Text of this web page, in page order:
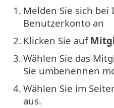
1. Melden Sie sich bei
Benutzerkonto an
2. Klicken Sie auf
3. Wählen Sie das
Sie umbenennen
4. Wählen Sie im
aus.